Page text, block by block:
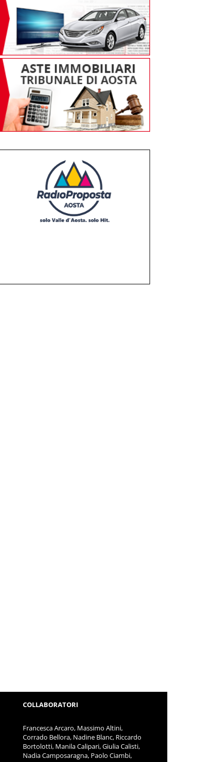
COLLABORATORI
Francesca Arcaro, Massimo Altini,
Corrado Bellora, Nadine Blanc, Riccardo
Bortolotti, Manila Calipari, Giulia Calisti,
Nadia Camposaragna, Paolo Ciambi,